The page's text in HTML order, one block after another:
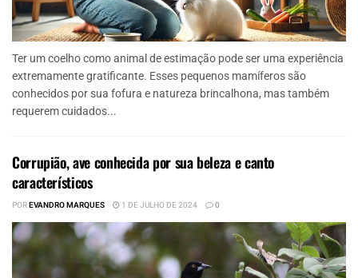
Ter um coelho como animal de estimação pode ser uma experiência
extremamente gratificante. Esses pequenos mamíferos são
conhecidos por sua fofura e natureza brincalhona, mas também
requerem cuidados...
Corrupião, ave conhecida por sua beleza e canto
característicos
POREVANDRO MARQUES 1 DE JULHO DE 2024 0